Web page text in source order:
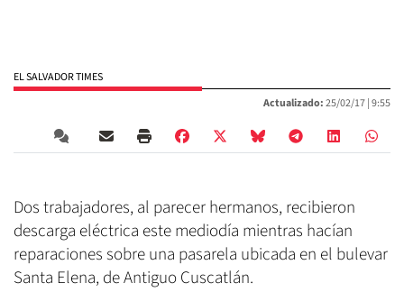
EL SALVADOR TIMES
Actualizado:25/02/17 |9:55
Dos trabajadores, al parecer hermanos, recibieron
descarga eléctrica este mediodía mientras hacían
reparaciones sobre una pasarela ubicada en el bulevar
Santa Elena, de Antiguo Cuscatlán.